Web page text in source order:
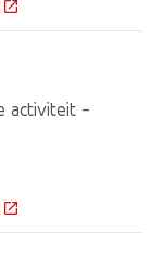
activiteit -